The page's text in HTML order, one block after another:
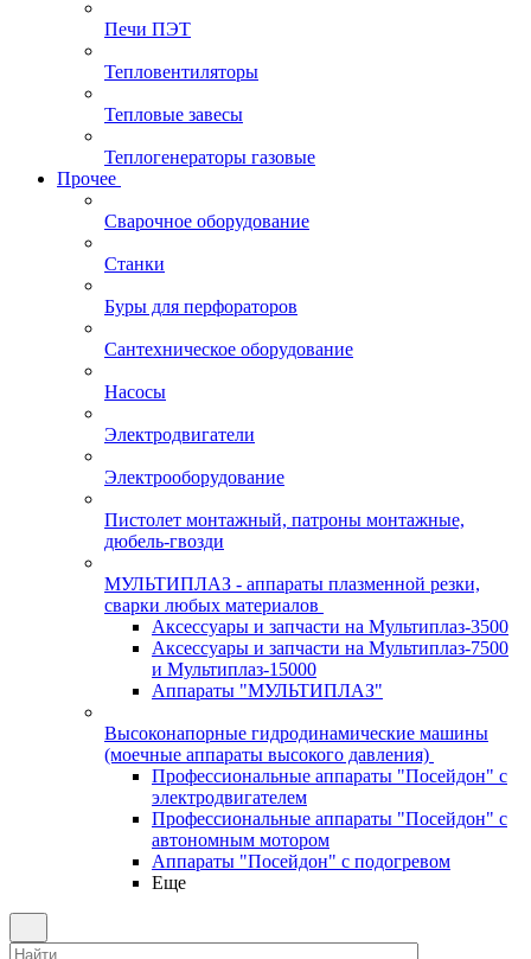
Печи ПЭТ
Тепловентиляторы
Тепловые завесы
Теплогенераторы газовые
Прочее
Сварочное оборудование
Станки
Буры для перфораторов
Сантехническое оборудование
Насосы
Электродвигатели
Электрооборудование
Пистолет монтажный, патроны монтажные,
дюбель-гвозди
МУЛЬТИПЛАЗ - аппараты плазменной резки,
сварки любых материалов
Аксессуары и запчасти на Мультиплаз-3500
Аксессуары и запчасти на Мультиплаз-7500
и Мультиплаз-15000
Аппараты "МУЛЬТИПЛАЗ"
Высоконапорные гидродинамические машины
(моечные аппараты высокого давления)
Профессиональные аппараты "Посейдон" с
электродвигателем
Профессиональные аппараты "Посейдон" с
автономным мотором
Аппараты "Посейдон" с подогревом
Еще